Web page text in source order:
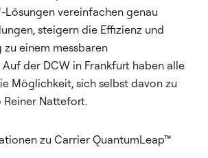
Lösungen vereinfachen genau
steigern die Effizienz und
zu einem messbaren
der DCW in Frankfurt haben alle
Möglichkeit, sich selbst davon zu
Reiner Nattefort.
zu Carrier QuantumLeap™